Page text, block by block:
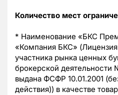
Количество мест
* Наименование «БКС
«Компания БКС»
участника рынка ценных
брокерской
выдана ФСФР 10.01.2001
действия)) в качестве